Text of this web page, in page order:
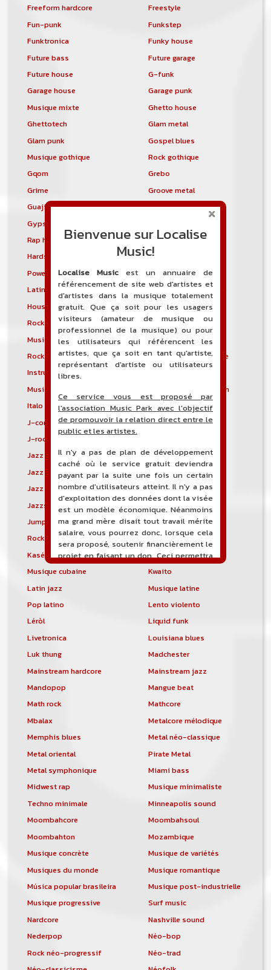
Freeform hardcore
Freestyle
Fun-punk
Funkstep
Funktronica
Funky house
Future bass
Future garage
Future house
G-funk
Garage house
Garage punk
Musique mixte
Ghetto house
Ghettotech
Glam metal
Glam punk
Gospel blues
Musique gothique
Rock gothique
Gqom
Grebo
Grime
Groove metal
Guajira
Guaracha
Gypsy punk
Rap hardcore
Industrial hardcore
Hardstep
Hardstyle
Power noise
Heavenly voices
Latin metal
Musique hindoustanie
House progressive
Tropical house
Rock indépendant
Indietronica
Musique industrielle
Metal industriel
Rock industriel
Musique instrumentale
Instrumental
Musique irlandaise
Rock progressif italien
Italo Disco
Italo house
J-core
J-pop
J-rock
Jazz blues
Jazz modal
Jazz Nouvelle-Orléans
Jazz punk
Jazz vocal
Jazz-funk
Jazzstep
Jersey club
Jump blues
Jump-up
Rock canadien
Kansas City blues
Kasékò
Kizomba
Musique cubaine
Kwaito
Latin jazz
Musique latine
Pop latino
Lento violento
Léròl
Liquid funk
Livetronica
Louisiana blues
Luk thung
Madchester
Mainstream hardcore
Mainstream jazz
Mandopop
Mangue beat
Math rock
Mathcore
Mbalax
Metalcore mélodique
Memphis blues
Metal néo-classique
Metal oriental
Pirate Metal
Metal symphonique
Miami bass
Midwest rap
Musique minimaliste
Techno minimale
Minneapolis sound
Moombahcore
Moombahsoul
Moombahton
Mozambique
Musique concrète
Musique de variétés
Musiques du monde
Musique romantique
Música popular brasileira
Musique post-industrielle
Musique progressive
Surf music
Nardcore
Nashville sound
Nederpop
Néo-bop
Rock néo-progressif
Néo-trad
Bienvenue sur Localise
Music!
Localise Music est un annuaire de
référencement de site web d'artistes et
d'artistes dans la musique totalement
gratuit. Que ça soit pour les usagers
visiteurs (amateur de musique ou
professionnel de la musique) ou pour
les utilisateurs qui référencent les
artistes, que ça soit en tant qu'artiste,
représentant d'artiste ou utilisateurs
libres.
Ce service vous est proposé par
l'association Music Park avec l'objectif
de promouvoir la relation direct entre le
public et les artistes.
Il n'y a pas de plan de développement
caché où le service gratuit deviendra
payant par la suite une fois un certain
nombre d'utilisateurs atteint. Il n'y a pas
d'exploitation des données dont la visée
est un modèle économique. Néanmoins
ma grand mère disait tout travail mérite
salaire, vous pourrez donc, lorsque cela
sera proposé, soutenir financièrement le
projet en faisant un don. Ceci permettra
de financer l'hébergement, le nom de
de développement du site, et peut-être
une campagne de communication. Il va
comptabilité sera totalement publique
visible directement sur le site.
Un nouveau service de petites annonces
pour musicien vous est proposé sur le
site. Ce service permet, lorsque vous
êtes musiciens ou un groupe, un
orchestre, DJ, etc... de chercher un/des